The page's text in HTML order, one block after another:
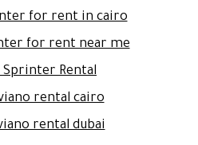
for rent in cairo
for rent near me
Sprinter Rental
rental cairo
rental dubai